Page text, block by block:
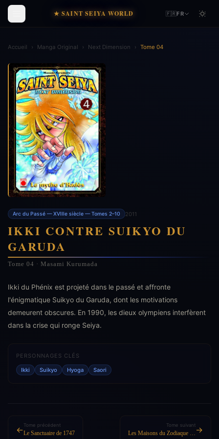
★ SAINT SEIYA WORLD 🇫🇷FR
Accueil › Manga Original › Next Dimension › Tome 04
Arc du Passé — XVIIIe siècle — Tomes 2–10 2011
IKKI CONTRE SUIKYO DU
GARUDA
Tome 04 · Masami Kurumada
Ikki du Phénix est projeté dans le passé et affronte
l'énigmatique Suikyo du Garuda, dont les motivations
demeurent obscures. En 1990, les dieux olympiens interfèrent
dans la crise qui ronge Seiya.
PERSONNAGES CLÉS
Ikki Suikyo Hyoga Saori
←Tome précédent
Le Sanctuaire de 1747
Tome suivant
Les Maisons du Zodiaque de 1747 →